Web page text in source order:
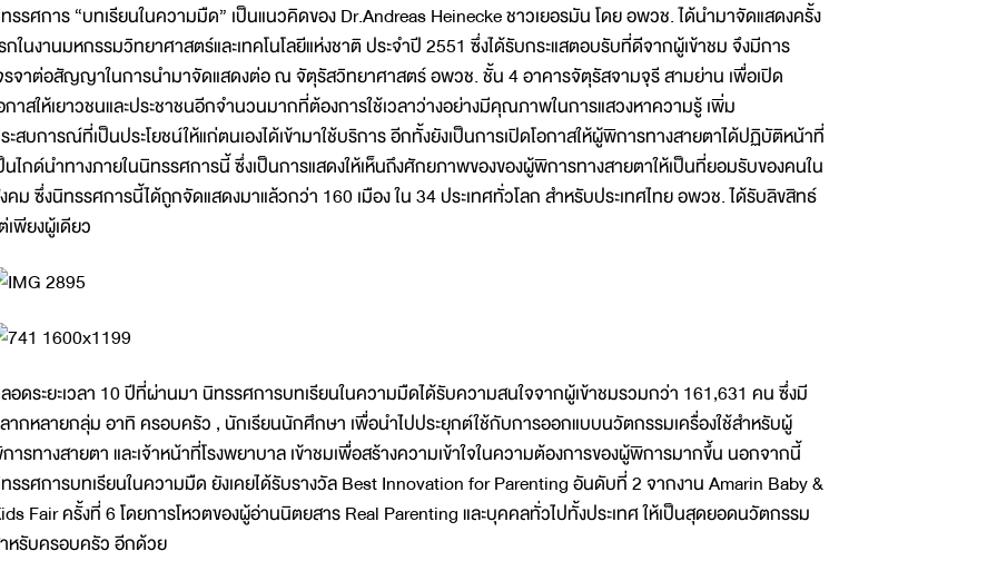
รรศการ “บทเรียนในความมืด” เป็นแนวคิดของ Dr.Andreas Heinecke ชาวเยอรมัน โดย อพวช. ได้นำมาจัดแสดงครั้ง
กในงานมหกรรมวิทยาศาสตร์และเทคโนโลยีแห่งชาติ ประจำปี 2551 ซึ่งได้รับกระแสตอบรับที่ดีจากผู้เข้าชม จึงมีการ
รจาต่อสัญญาในการนำมาจัดแสดงต่อ ณ จัตุรัสวิทยาศาสตร์ อพวช. ชั้น 4 อาคารจัตุรัสจามจุรี สามย่าน เพื่อเปิด
กาสให้เยาวชนและประชาชนอีกจำนวนมากที่ต้องการใช้เวลาว่างอย่างมีคุณภาพในการแสวงหาความรู้ เพิ่ม
ะสบการณ์ที่เป็นประโยชน์ให้แก่ตนเองได้เข้ามาใช้บริการ อีกทั้งยังเป็นการเปิดโอกาสให้ผู้พิการทางสายตาได้ปฏิบัติหน้าที่
นไกด์นำทางภายในนิทรรศการนี้ ซึ่งเป็นการแสดงให้เห็นถึงศักยภาพของของผู้พิการทางสายตาให้เป็นที่ยอมรับของคนใน
คม ซึ่งนิทรรศการนี้ได้ถูกจัดแสดงมาแล้วกว่า 160 เมือง ใน 34 ประเทศทั่วโลก สำหรับประเทศไทย อพวช. ได้รับลิขสิทธ์
เพียงผู้เดียว
อดระยะเวลา 10 ปีที่ผ่านมา นิทรรศการบทเรียนในความมืดได้รับความสนใจจากผู้เข้าชมรวมกว่า 161,631 คน ซึ่งมี
ากหลายกลุ่ม อาทิ ครอบครัว , นักเรียนนักศึกษา เพื่อนำไปประยุกต์ใช้กับการออกแบบนวัตกรรมเครื่องใช้สำหรับผู้
ารทางสายตา และเจ้าหน้าที่โรงพยาบาล เข้าชมเพื่อสร้างความเข้าใจในความต้องการของผู้พิการมากขึ้น นอกจากนี้
รรศการบทเรียนในความมืด ยังเคยได้รับรางวัล Best Innovation for Parenting อันดับที่ 2 จากงาน Amarin Baby &
Fair ครั้งที่ 6 โดยการโหวตของผู้อ่านนิตยสาร Real Parenting และบุคคลทั่วไปทั้งประเทศ ให้เป็นสุดยอดนวัตกรรม
หรับครอบครัว อีกด้วย